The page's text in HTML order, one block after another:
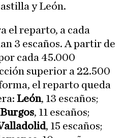
y León.
el reparto, a cada
3 escaños. A partir de
cada 45.000
superior a 22.500
el reparto queda
León, 13 escaños;
Burgos, 11 escaños;
, 15 escaños;